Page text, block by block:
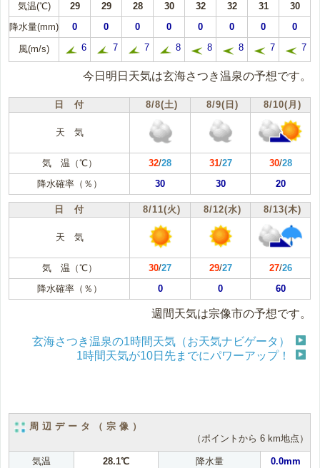
気温(℃) 29 29 28 30 32 32 31
30
降水量(mm)
0 0 0 0 0 0 0 0
風(m/s) 6 7 7 8 8 8 7 7
今日明日天気は玄海さつき温泉の予想です。
日 付 8/8(土) 8/9(日) 8/10(月)
天 気
気 温（℃） 32/28 31/27 30/28
降水確率（％）
30 30 20
日 付 8/11(火) 8/12(水) 8/13(木)
天 気
気 温（℃） 30/27 29/27 27/26
降水確率（％）
0 0 60
週間天気は宗像市の予想です。
玄海さつき温泉の1時間天気（お天気ナビゲータ）
1時間天気が10日先までにパワーアップ！
周辺データ（宗像）
（ポイントから 6 km地点）
気温 28.1℃ 降水量
0.0mm